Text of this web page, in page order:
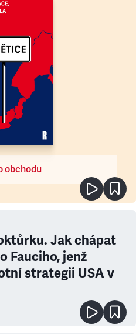
obchodu
Jak chápat
Fauciho, jenž
strategii USA v